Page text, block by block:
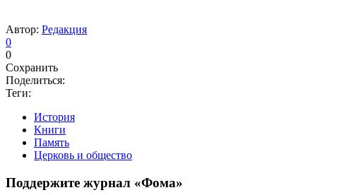
Автор: Редакция
0
0
Сохранить
Поделиться:
Теги:
История
Книги
Память
Церковь и общество
Поддержите журнал «Фома»